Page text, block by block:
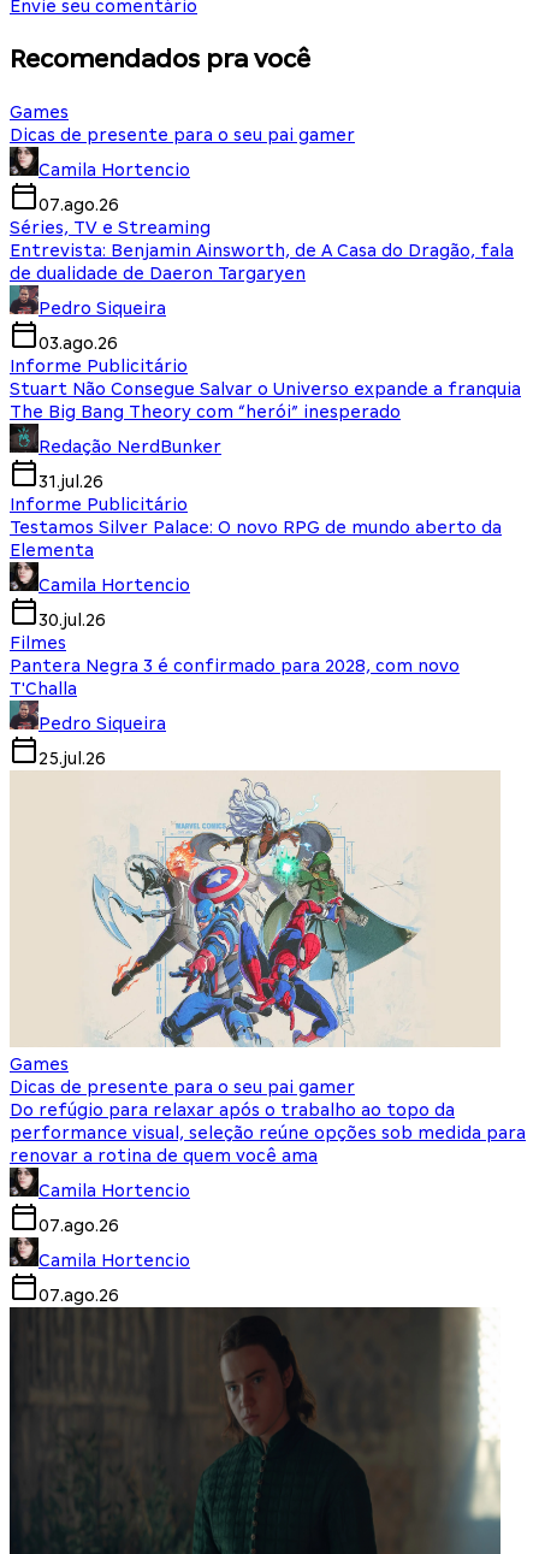
Envie seu comentário
Recomendados pra você
Games
Dicas de presente para o seu pai gamer
Camila Hortencio
07.ago.26
Séries, TV e Streaming
Entrevista: Benjamin Ainsworth, de A Casa do Dragão, fala
de dualidade de Daeron Targaryen
Pedro Siqueira
03.ago.26
Informe Publicitário
Stuart Não Consegue Salvar o Universo expande a franquia
The Big Bang Theory com “herói” inesperado
Redação NerdBunker
31.jul.26
Informe Publicitário
Testamos Silver Palace: O novo RPG de mundo aberto da
Elementa
Camila Hortencio
30.jul.26
Filmes
Pantera Negra 3 é confirmado para 2028, com novo
T'Challa
Pedro Siqueira
25.jul.26
Games
Dicas de presente para o seu pai gamer
Do refúgio para relaxar após o trabalho ao topo da
performance visual, seleção reúne opções sob medida para
renovar a rotina de quem você ama
Camila Hortencio
07.ago.26
Camila Hortencio
07.ago.26